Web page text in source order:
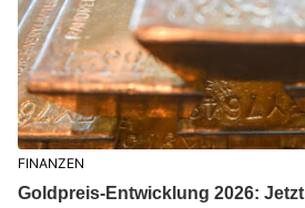
FINANZEN
Goldpreis-Entwicklung 2026: